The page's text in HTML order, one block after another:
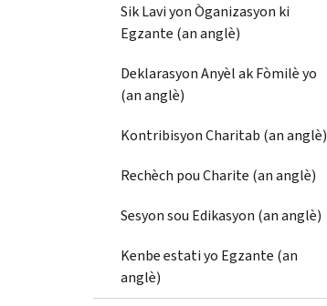
Sik Lavi yon Òganizasyon ki
Egzante (an anglè)
Deklarasyon Anyèl ak Fòmilè yo
(an anglè)
Kontribisyon Charitab (an anglè)
Rechèch pou Charite (an anglè)
Sesyon sou Edikasyon (an anglè)
Kenbe estati yo Egzante (an
anglè)